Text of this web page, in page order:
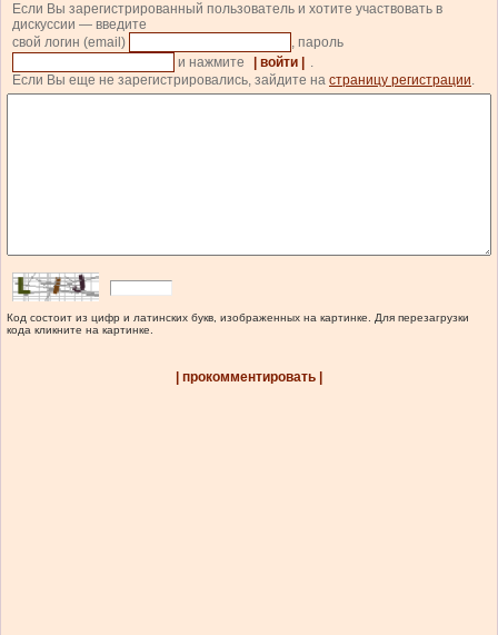
Если Вы зарегистрированный пользователь и хотите участвовать в
дискуссии — введите
свой логин (email)
, пароль
и нажмите
| войти |
.
Если Вы еще не зарегистрировались, зайдите на страницу регистрации.
Код состоит из цифр и латинских букв, изображенных на картинке. Для перезагрузки
кода кликните на картинке.
| прокомментировать |